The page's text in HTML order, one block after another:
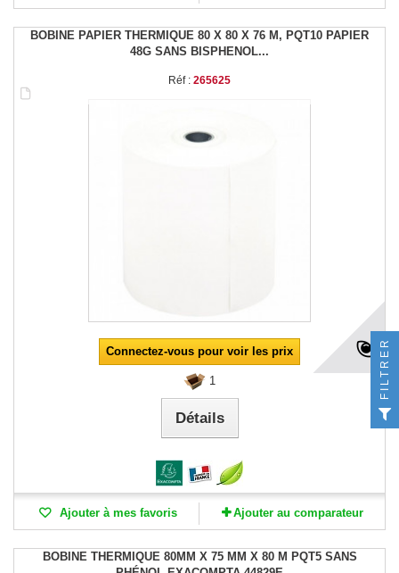
BOBINE PAPIER THERMIQUE 80 X 80 X 76 M, PQT10 PAPIER
48G SANS BISPHENOL...
Réf : 265625
Connectez-vous pour voir les prix
1
Détails
Ajouter à mes favoris Ajouter au comparateur
BOBINE THERMIQUE 80MM X 75 MM X 80 M PQT5 SANS
FILTRER